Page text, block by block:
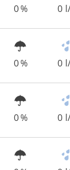
0 % 0
0 % 0
0 % 0